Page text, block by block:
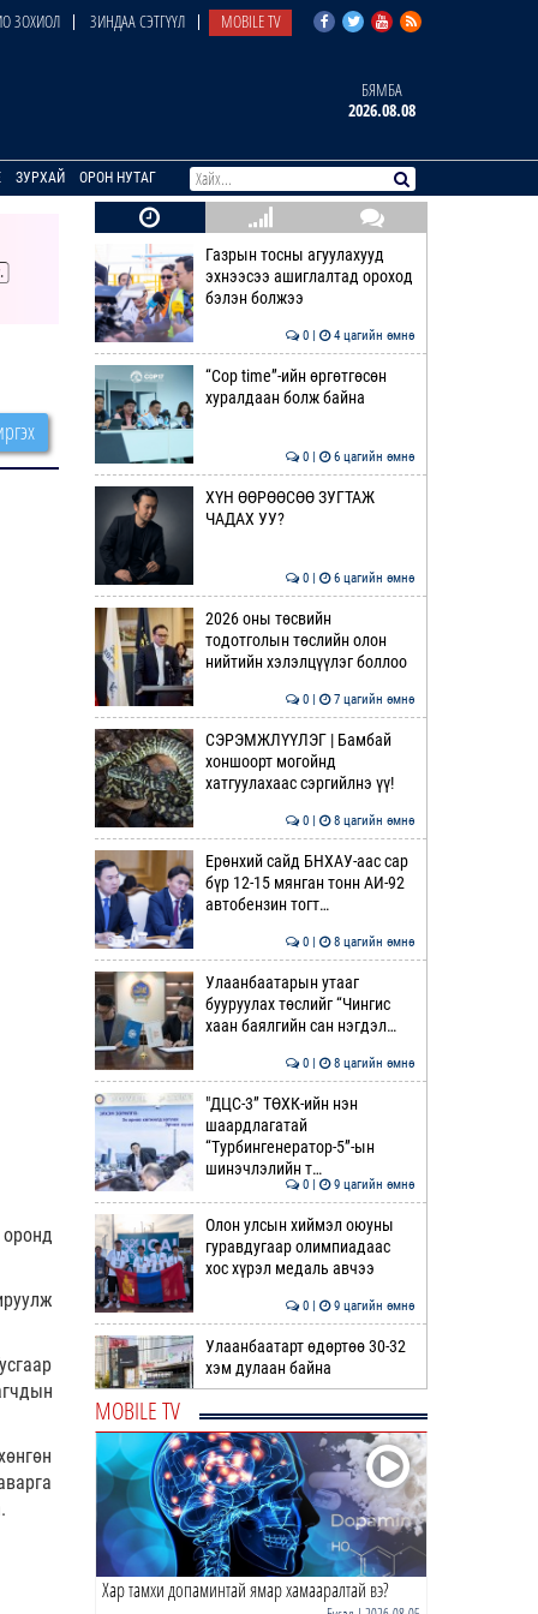
ЗОХИОЛ ЗИНДАА СЭТГҮҮЛ MOBILE TV
БЯМБА
2026.08.08
ЗУРХАЙ ОРОН НУТАГ
Газрын тосны агуулахууд
эхнээсээ ашиглалтад ороход
бэлэн болжээ
0 | 4 цагийн өмнө
“Cop time”-ийн өргөтгөсөн
хуралдаан болж байна
0 | 6 цагийн өмнө
ХҮН ӨӨРӨӨСӨӨ ЗУГТАЖ
ЧАДАХ УУ?
0 | 6 цагийн өмнө
2026 оны төсвийн
тодотголын төслийн олон
нийтийн хэлэлцүүлэг боллоо
0 | 7 цагийн өмнө
СЭРЭМЖЛҮҮЛЭГ | Бамбай
хоншоорт могойнд
хатгуулахаас сэргийлнэ үү!
0 | 8 цагийн өмнө
Ерөнхий сайд БНХАУ-аас сар
бүр 12-15 мянган тонн АИ-92
автобензин тогт…
0 | 8 цагийн өмнө
Улаанбаатарын утааг
бууруулах төслийг “Чингис
хаан баялгийн сан нэгдэл…
0 | 8 цагийн өмнө
"ДЦС-3” ТӨХК-ийн нэн
шаардлагатай
“Турбингенератор-5”-ын
шинэчлэлийн т…
0 | 9 цагийн өмнө
Олон улсын хиймэл оюуны
гуравдугаар олимпиадаас
хос хүрэл медаль авчээ
0 | 9 цагийн өмнө
Улаанбаатарт өдөртөө 30-32
хэм дулаан байна
ДОРНЫН ЗУРХАЙ | Морь,
нохой жилтнээ аливаа үйлийг
хийхэд эерэг сайн
0 | 10 цагийн өмнө
ӨГЛӨӨНИЙ МЭНД!
MOBILE TV
Хар тамхи допаминтай ямар хамааралтай вэ?